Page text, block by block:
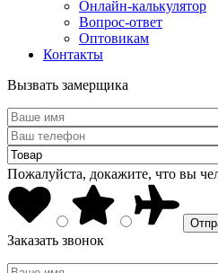
Онлайн-калькулятор
Вопрос-ответ
Оптовикам
Контакты
Вызвать замерщика
Пожалуйста, докажите, что вы
Заказать звонок